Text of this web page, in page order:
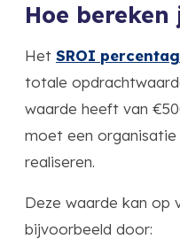
Hoe
Het SROI
totale
waarde heeft van
moet een
realiseren.
Deze waarde kan op
bijvoorbeeld door: